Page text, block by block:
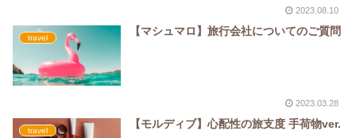
2023.08.10
travel
【マシュマロ】旅行会社についてのご質問
2023.03.28
travel
【モルディブ】心配性の旅支度 手荷物ver.